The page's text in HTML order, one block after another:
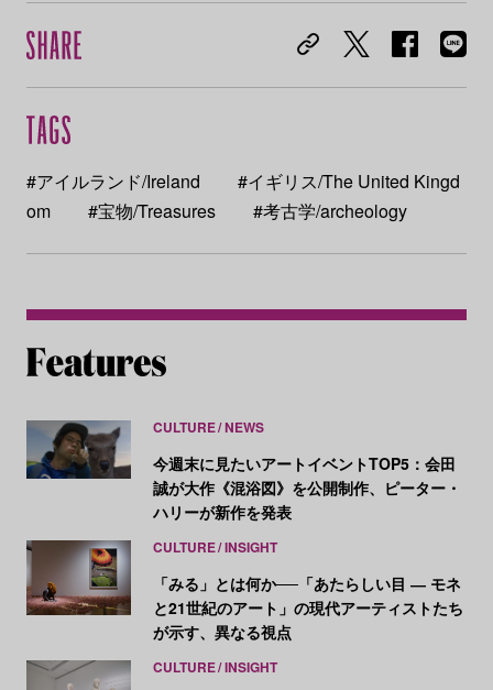
#アイルランド/Ireland
#イギリス/The United Kingd
om
#宝物/Treasures #考古学/archeology
CULTURE NEWS
今週末に見たいアートイベントTOP5：会田
誠が大作《混浴図》を公開制作、ピーター・
ハリーが新作を発表
CULTURE INSIGHT
「みる」とは何か──「あたらしい目 ― モネ
と21世紀のアート」の現代アーティストたち
が示す、異なる視点
CULTURE INSIGHT